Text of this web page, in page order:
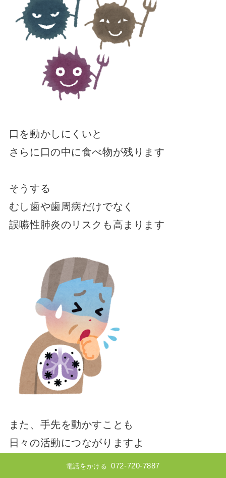
口を動かしにくいと
さらに口の中に食べ物が残ります
そうする
むし歯や歯周病だけでなく
誤嚥性肺炎のリスクも高まります
また、手先を動かすことも
日々の活動につながりますよ
電話をかける 072-720-7887